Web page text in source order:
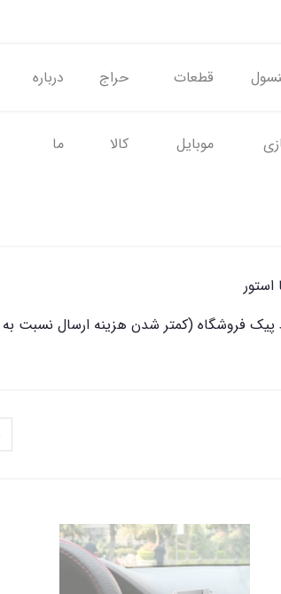
قطعات
موبایل
حراج
کالا
درباره
ما
استور
پیک فروشگاه (کمتر شدن هزینه ارسال نسبت